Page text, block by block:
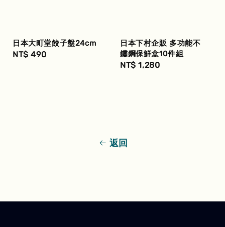
日本大町堂餃子盤24cm
Regular
NT$ 490
日本下村企販 多功能不
鏽鋼保鮮盒10件組
Regular
NT$ 1,280
返回